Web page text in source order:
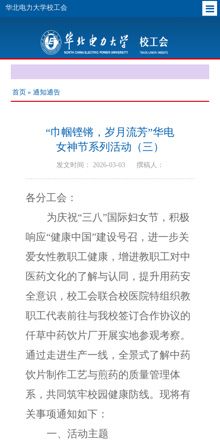
华北电力大学校工会
首页 » 通知通告
“巾帼铿锵，岁月流芳”华电
女神节系列活动（三）
发文时间： 2026-03-03 撰稿人：
各分工会：
为庆祝“三八”国际妇女节，积极
响应“健康中国”建设号召，进一步关
爱女性教职工健康，增进教职工对中
医药文化的了解与认同，提升用药安
全意识，校工会联合校医院特组织教
职工代表前往与我校签订合作协议的
仟草中药饮片厂开展实地参观考察。
通过走进生产一线，全景式了解中药
饮片制作工艺与煎药的质量管理体
系，共同筑牢校园健康防线。现将有
关事项通知如下：
一、活动主题